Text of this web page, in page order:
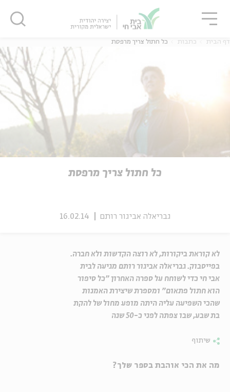
נוער
דף הבית כתבות כל חתול צריך מרפסת
כל חתול צריך מרפסת
גבריאלה אביגור רותם 16.02.14
לא קוראת ביקורות, לא רוצה הקדשות ולא חברה.
בפייסבוק. גבריאלה אביגור רותם מגיעה לבית
אבי חי כדי לשוחח על ספרה האחרון "כל סיפור
הוא חתול פתאום" ומספרת שיצירת האמנות
שהכי השפיעה עליה היתה מופע מחול של להקת
בת שבע, שבו צפתה לפני כ-50 שנה
שיתוף
מה את הכי אוהבת בספר שלך?
סגור